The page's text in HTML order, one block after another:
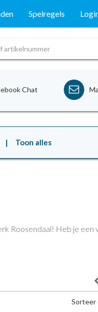
Spelregels
Chat
| Toon alles
Roosendaal! Heb je een
Sorteer